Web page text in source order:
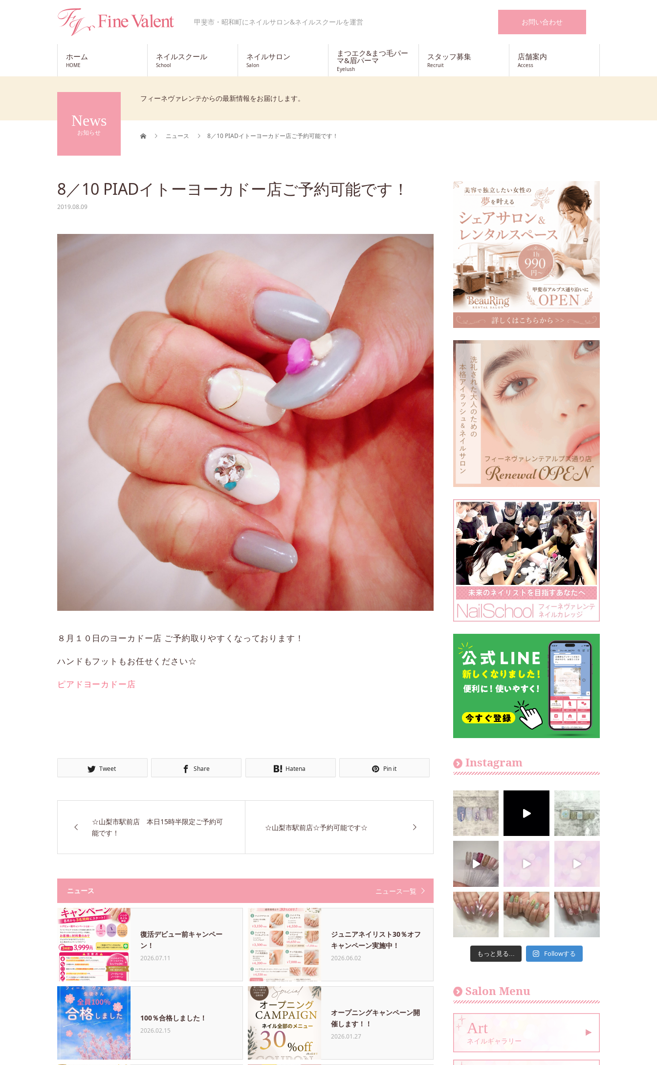
甲斐市・昭和町にネイルサロン&ネイルスクールを運営 お問い合わせ
ホーム
HOME
ネイルスクール
School
ネイルサロン
Salon
まつエク&まつ毛パー
マ&眉パーマ
Eyelush
スタッフ募集
Recruit
店舗案内
Access
News
お知らせ
フィーネヴァレンテからの最新情報をお届けします。
ニュース 8／10 PIADイトーヨーカドー店ご予約可能です！
8／10 PIADイトーヨーカドー店ご予約可能です！
2019.08.09
８月１０日のヨーカドー店 ご予約取りやすくなっております！
ハンドもフットもお任せください☆
ピアドヨーカドー店
Tweet Share Hatena Pin it
☆山梨市駅前店 本日15時半限定ご予約可
能です！
☆山梨市駅前店☆予約可能です☆
ニュース ニュース一覧
復活デビュー前キャンペー
ン！
2026.07.11
ジュニアネイリスト30％オフ
キャンペーン実施中！
2026.06.02
100％合格しました！
2026.02.15
オープニングキャンペーン開
催します！！
2026.01.27
Instagram
もっと見る... Followする
Salon Menu
Art
ネイルギャラリー